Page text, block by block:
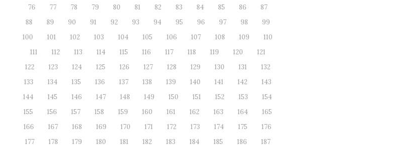
76
77 78 79 80 81 82 83 84 85 86
87
88
89 90 91 92 93 94 95 96 97 98
99
100
101 102 103 104 105 106 107 108 109
110
111
112 113 114 115 116 117 118 119 120
121
122
123 124 125 126 127 128 129 130 131
132
133
134 135 136 137 138 139 140 141 142
143
144
145 146 147 148 149 150 151 152 153
154
155
156 157 158 159 160 161 162 163 164
165
166
167 168 169 170 171 172 173 174 175
176
177
178 179 180 181 182 183 184 185 186
187